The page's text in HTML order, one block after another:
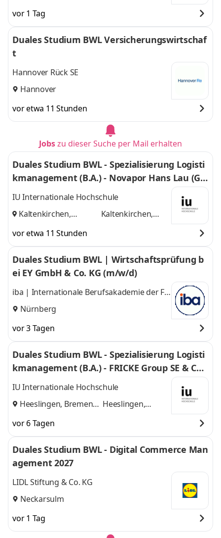
vor 1 Tag
Duales Studium BWL Versicherungswirtschaf
t
Hannover Rück SE
Hannover
vor etwa 11 Stunden
Jobszu dieser Suche per Mail erhalten
Duales Studium BWL - Spezialisierung Logisti
kmanagement (B.A.) - Novapor Hans Lau (G
mbH & Co) KG
IU Internationale Hochschule
Kaltenkirchen,
Kaltenkirchen,
vor etwa 11 Stunden
Duales Studium BWL | Wirtschaftsprüfung b
ei EY GmbH & Co. KG (m/w/d)
iba | Internationale Berufsakademie der F +
U Unternehmensgruppe gGmbH
Nürnberg
vor 3 Tagen
Duales Studium BWL - Spezialisierung Logisti
kmanagement (B.A.) - FRICKE Group SE & Co.
KG
IU Internationale Hochschule
Heeslingen, Bremen
Heeslingen,
vor 6 Tagen
Duales Studium BWL - Digital Commerce Man
agement 2027
LIDL Stiftung & Co. KG
Neckarsulm
vor 1 Tag